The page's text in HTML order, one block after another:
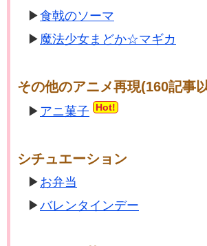
食戟のソーマ
魔法少女まどか☆マギカ
その他のアニメ再現(160記事
アニ菓子 Hot!
シチュエーション
お弁当
バレンタインデー